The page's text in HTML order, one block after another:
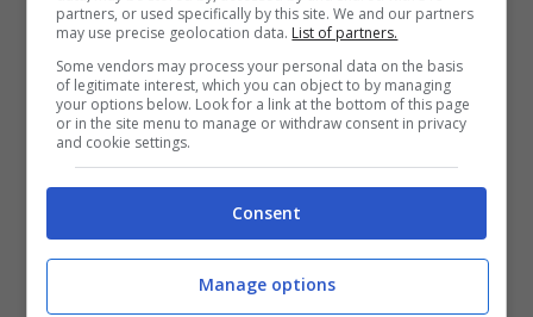
piazza del Mercato, su una strada
pedonale, si affaccia questo ristorantino
intimo e accogliente, con gestione ultra
ventennale da parte degli stessi
proprietari. Qui potete gustare, tra gli altri,
piatti a base di pesce, provenienti da
Zeebrugge, dal merluzzo al gambero
grigio. La cucina utilizza ingredienti locali.
partners, or used specifically by this site. We and our partners
may use precise geolocation data. List of partners.
Some vendors may process your personal data on the basis
of legitimate interest, which you can object to by managing
your options below. Look for a link at the bottom of this page
or in the site menu to manage or withdraw consent in privacy
and cookie settings.
Consent
Manage options